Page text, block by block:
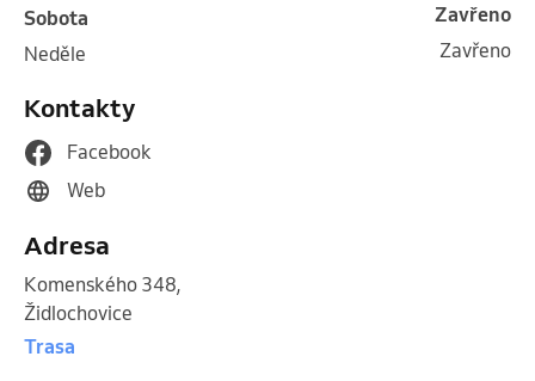
sobota
Zavřeno
neděle
Zavřeno
Kontakty
Facebook
Web
Adresa
Komenského 348,
Židlochovice
Trasa